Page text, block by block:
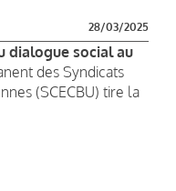
28/03/2025
dialogue social au
des Syndicats
(SCECBU) tire la